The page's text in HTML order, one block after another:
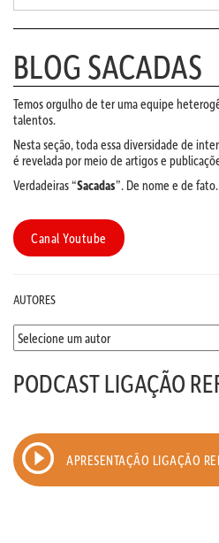
BLOG SACADAS
Temos orgulho de ter uma equipe
talentos.
Nesta seção, toda essa diversidade de
é revelada por meio de artigos e
Verdadeiras “Sacadas”. De nome e de fato.
Canal Youtube
AUTORES
PODCAST LIGAÇÃO
APRESENTAÇÃO LIGAÇÃO